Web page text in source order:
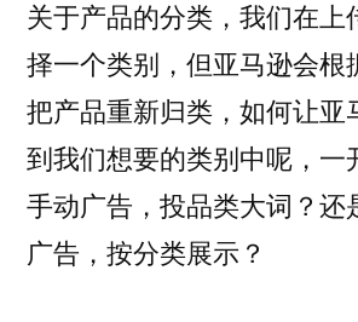
关于产品的分类，我们在上
择一个类别，但亚马逊会根
把产品重新归类，如何让亚
到我们想要的类别中呢，一
手动广告，投品类大词？还
广告，按分类展示？